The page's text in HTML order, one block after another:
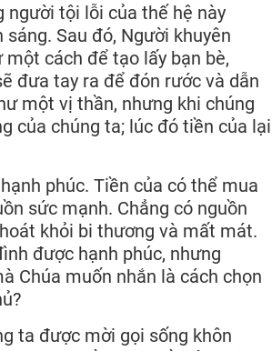
người tội lỗi của thế hệ này
Sau đó, Người khuyên
cách để tạo lấy bạn bè,
đưa tay ra để đón rước và dẫn
một vị thần, nhưng khi chúng
của chúng ta; lúc đó tiền của lại
phúc. Tiền của có thể mua
sức mạnh. Chẳng có nguồn
khỏi bi thương và mất mát.
được hạnh phúc, nhưng
Chúa muốn nhắn là cách chọn
ta được mời gọi sống khôn